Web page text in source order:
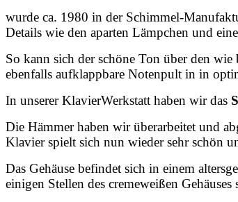
wurde ca. 1980 in der Schimmel-
Details wie den aparten Lämpchen und
So kann sich der schöne Ton über den
ebenfalls aufklappbare Notenpult in in
In unserer KlavierWerkstatt haben wir das
Die Hämmer haben wir überarbeitet und
Klavier spielt sich nun wieder sehr schön
Das Gehäuse befindet sich in einem
einigen Stellen des cremeweißen